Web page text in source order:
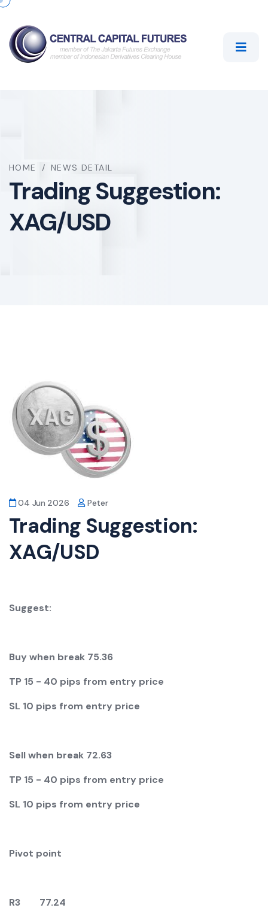
HOME / NEWS DETAIL
Trading Suggestion:
XAG/USD
04 Jun 2026 Peter
Trading Suggestion:
XAG/USD
Suggest:
Buy when break 75.36
TP 15 - 40 pips from entry price
SL 10 pips from entry price
Sell when break 72.63
TP 15 - 40 pips from entry price
SL 10 pips from entry price
Pivot point
R3 77.24